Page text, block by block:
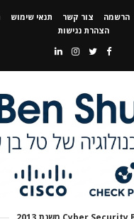
הרשמה צור קשר תנאי שימוש
הצהרת נגישות